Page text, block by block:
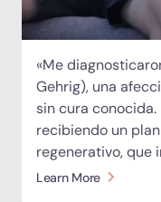
«Me
Gehrig), una
sin cura conocida.
recibiendo un
regenerativo, que
intravenosas,
Learn More